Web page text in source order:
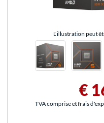
L'illustration peut
€
TVA comprise et frais